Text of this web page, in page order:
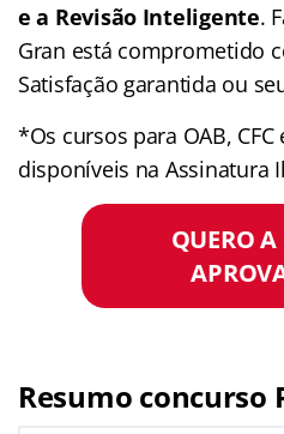
e a Revisão Inteligente.
Gran está comprometido
Satisfação garantida ou
*Os cursos para OAB,
disponíveis na Assinatura
QUERO
Resumo concurso